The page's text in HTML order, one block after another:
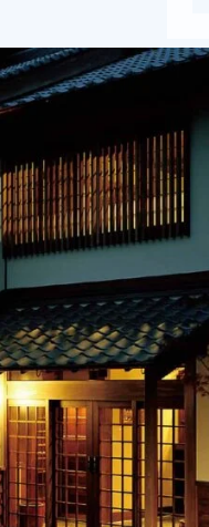
シー アクセシビリティ